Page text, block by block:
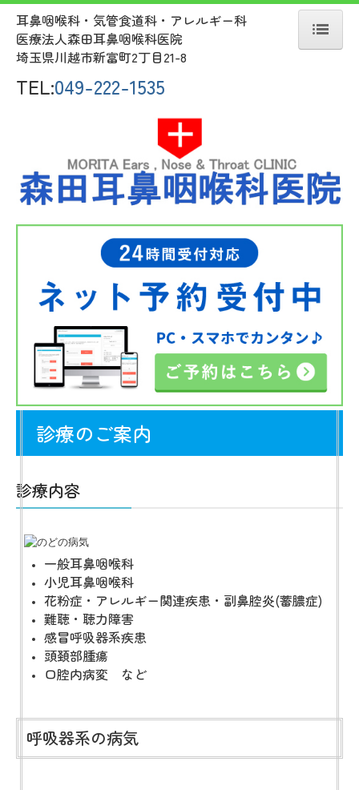
ホーム
検査のご案内
施設/設備のご案内
最新臨床ニュース up to date
交通案内
お問い合わせ
診療カレンダー
施設基準等
耳鼻咽喉科・気管食道科・アレルギー科
医療法人森田耳鼻咽喉科医院
埼玉県川越市新富町2丁目21-8
TEL:049-222-1535
診療のご案内
診療内容
一般耳鼻咽喉科
小児耳鼻咽喉科
花粉症・アレルギー関連疾患・副鼻腔炎(蓄膿症)
難聴・聴力障害
感冒呼吸器系疾患
頭頚部腫瘍
口腔内病変 など
呼吸器系の病気